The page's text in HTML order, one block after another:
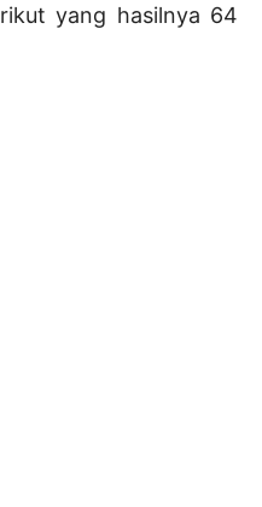
yang hasilnya 64